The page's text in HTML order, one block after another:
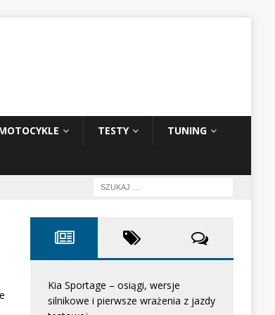
TESTY TUNING
Kia Sportage – osiągi, wersje
silnikowe i pierwsze wrażenia z jazdy